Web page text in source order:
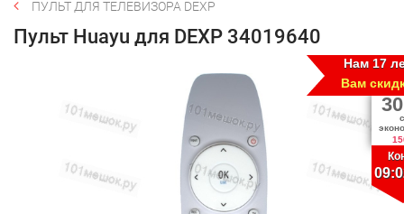
ПУЛЬТ ДЛЯ ТЕЛЕВИЗОРА DEXP
Пульт Huayu для DEXP 34019640
Нам 17
Вам
30